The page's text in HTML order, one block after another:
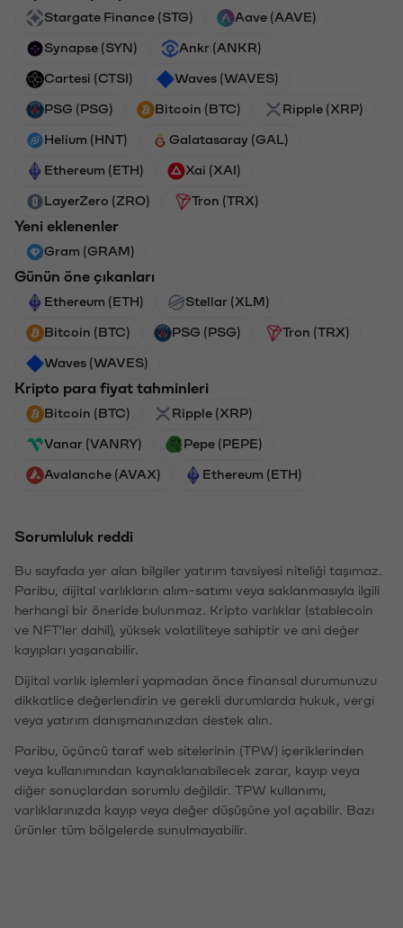
Stargate Finance (STG) Aave (AAVE)
Synapse (SYN) Ankr (ANKR)
Cartesi (CTSI) Waves (WAVES)
PSG (PSG) Bitcoin (BTC) Ripple (XRP)
Helium (HNT) Galatasaray (GAL)
Ethereum (ETH) Xai (XAI)
LayerZero (ZRO) Tron (TRX)
Yeni eklenenler
Gram (GRAM)
Günün öne çıkanları
Ethereum (ETH) Stellar (XLM)
Bitcoin (BTC) PSG (PSG) Tron (TRX)
Waves (WAVES)
Kripto para fiyat tahminleri
Bitcoin (BTC) Ripple (XRP)
Vanar (VANRY) Pepe (PEPE)
Avalanche (AVAX) Ethereum (ETH)
Sorumluluk reddi
Bu sayfada yer alan bilgiler yatırım tavsiyesi niteliği taşımaz.
Paribu, dijital varlıkların alım-satımı veya saklanmasıyla ilgili
herhangi bir öneride bulunmaz. Kripto varlıklar (stablecoin
ve NFT'ler dahil), yüksek volatiliteye sahiptir ve ani değer
kayıpları yaşanabilir.
Dijital varlık işlemleri yapmadan önce finansal durumunuzu
dikkatlice değerlendirin ve gerekli durumlarda hukuk, vergi
veya yatırım danışmanınızdan destek alın.
Paribu, üçüncü taraf web sitelerinin (TPW) içeriklerinden
veya kullanımından kaynaklanabilecek zarar, kayıp veya
diğer sonuçlardan sorumlu değildir. TPW kullanımı,
varlıklarınızda kayıp veya değer düşüşüne yol açabilir. Bazı
ürünler tüm bölgelerde sunulmayabilir.